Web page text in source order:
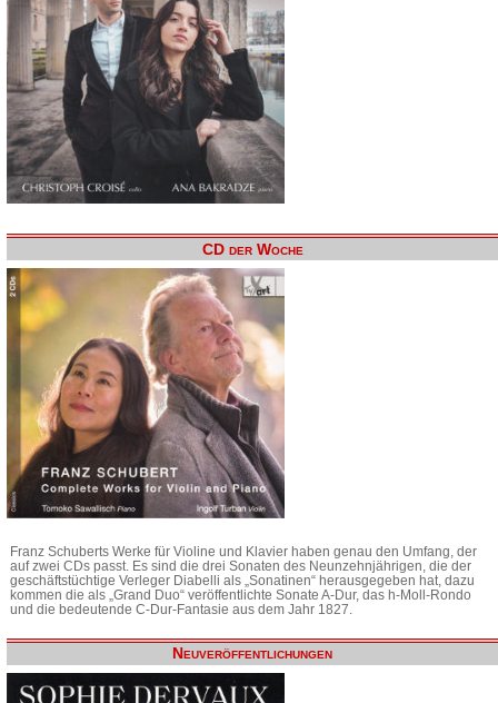
CD der Woche
Franz Schuberts Werke für Violine und Klavier haben genau den Umfang, der
auf zwei CDs passt. Es sind die drei Sonaten des Neunzehnjährigen, die der
geschäftstüchtige Verleger Diabelli als „Sonatinen“ herausgegeben hat, dazu
kommen die als „Grand Duo“ veröffentlichte Sonate A-Dur, das h-Moll-Rondo
und die bedeutende C-Dur-Fantasie aus dem Jahr 1827.
Neuveröffentlichungen